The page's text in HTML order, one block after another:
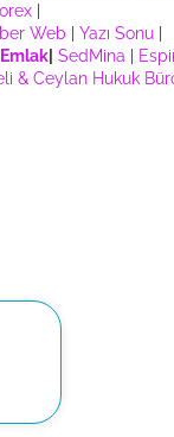
Web Yazı Sonu
SedMina
& Ceylan Hukuk